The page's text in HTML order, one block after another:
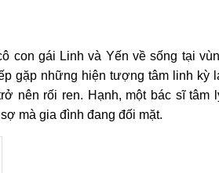
con gái Linh và Yến về sống tại
gặp những hiện tượng tâm linh kỳ
nên rối ren. Hạnh, một bác sĩ tâm
mà gia đình đang đối mặt.